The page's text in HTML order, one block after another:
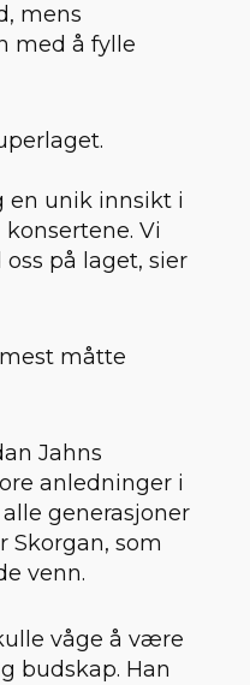
mens
med å fylle
en unik innsikt i
Vi
på laget, sier
måtte
Jahns
anledninger i
generasjoner
Skorgan, som
venn.
våge å være
budskap. Han